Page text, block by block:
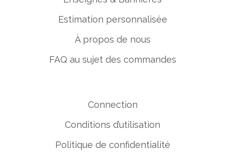
Estimation personnalisée
À propos de nous
FAQ au sujet des commandes
Connection
Conditions d’utilisation
Politique de confidentialité